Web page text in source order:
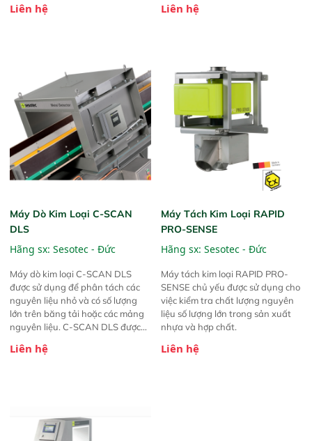
toàn tự động được thiết kế để lắp
khi đóng gói mà không cần can
thiệp thủ công.
Liên hệ
stone can be detected and
professional and
comprehensiesorting solutions.
Liên hệ
Máy Dò Kim Loại C-SCAN
DLS
Hãng sx: Sesotec - Đức
Máy dò kim loại C-SCAN DLS
được sử dụng để phân tách các
nguyên liệu nhỏ và có số lượng
lớn trên băng tải hoặc các mảng
nguyên liệu. C-SCAN DLS được
các máy tạo hạt, máy cắt, máy
Liên hệ
Máy Tách Kim Loại RAPID
PRO-SENSE
Hãng sx: Sesotec - Đức
Máy tách kim loại RAPID PRO-
SENSE chủ yếu được sử dụng cho
việc kiểm tra chất lượng nguyên
liệu số lượng lớn trong sản xuất
nhựa và hợp chất.
Liên hệ